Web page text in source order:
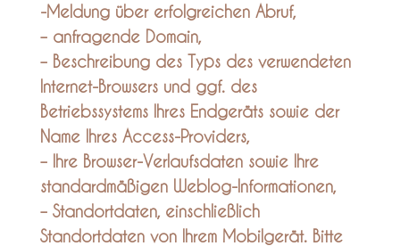
-Meldung über erfolgreichen Abruf,
– anfragende Domain,
– Beschreibung des Typs des verwendeten
Internet-Browsers und ggf. des
Betriebssystems Ihres Endgeräts sowie der
Name Ihres Access-Providers,
– Ihre Browser-Verlaufsdaten sowie Ihre
standardmäßigen Weblog-Informationen,
– Standortdaten, einschließlich
Standortdaten von Ihrem Mobilgerät. Bitte